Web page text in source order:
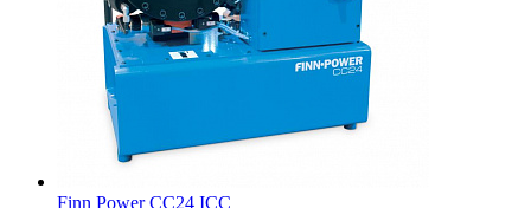
Finn Power СС24 ICC